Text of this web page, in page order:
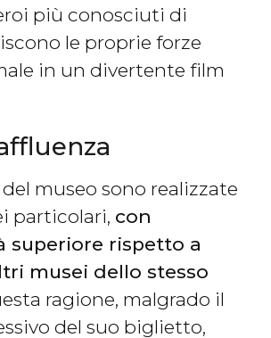
più conosciuti di
le proprie forze
in un divertente film
museo sono realizzate
particolari, con
superiore rispetto a
musei dello stesso
ragione, malgrado il
del suo biglietto,